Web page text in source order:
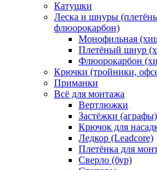
Катушки
Леска и шнуры
флюорокарбон)
Монофильная
Плетёный шнур
Флюорокарбон
Крючки (тройники,
Приманки
Всё для монтажа
Вертлюжки
Застёжки (аграфы)
Крючок для
Ледкор (Leadcore)
Плетёнка для
Сверло (бур)